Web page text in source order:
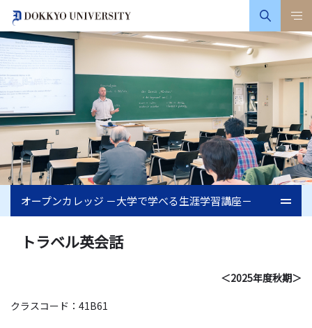
オープンカレッジ －大学で学べる生涯学習講座－
トラベル英会話
＜2025年度秋期＞
クラスコード：41B61